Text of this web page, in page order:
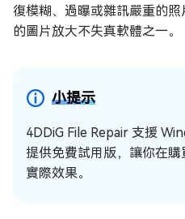
復模糊、過曝或雜訊嚴重的
的圖片放大不失真軟體之一。
小提示
4DDiG File Repair 支援
提供免費試用版，讓你在
實際效果。